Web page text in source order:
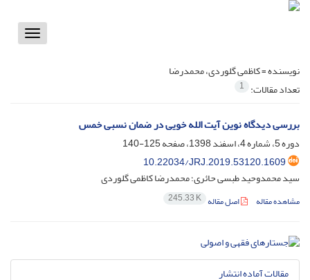
Toggle
نویسنده =کاظمی گلوردی، محمدرضا
تعداد مقالات: 1
بررسی دیدگاه نوین آیت الله خویی در ضمان نسبی خمس
دوره 5، شماره 4، اسفند 1398، صفحه
125-140
10.22034/JRJ.2019.53120.1609
سید محمدوحید طبسی حائری؛ محمدرضا کاظمی گلوردی
مشاهده مقاله اصل مقاله 245.33 K
مقالات آماده انتشار